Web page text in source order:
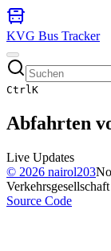
KVG Bus Tracker
CtrlK
Abfahrten
Live Updates
© 2026 nairol203
Source Code